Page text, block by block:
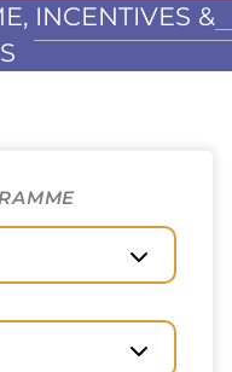
INCENTIVES &